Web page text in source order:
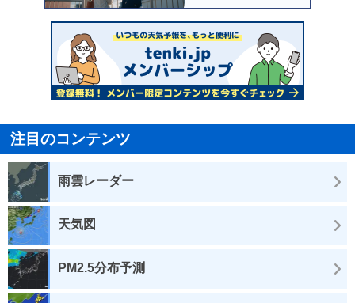
注目のコンテンツ
雨雲レーダー
天気図
PM2.5分布予測